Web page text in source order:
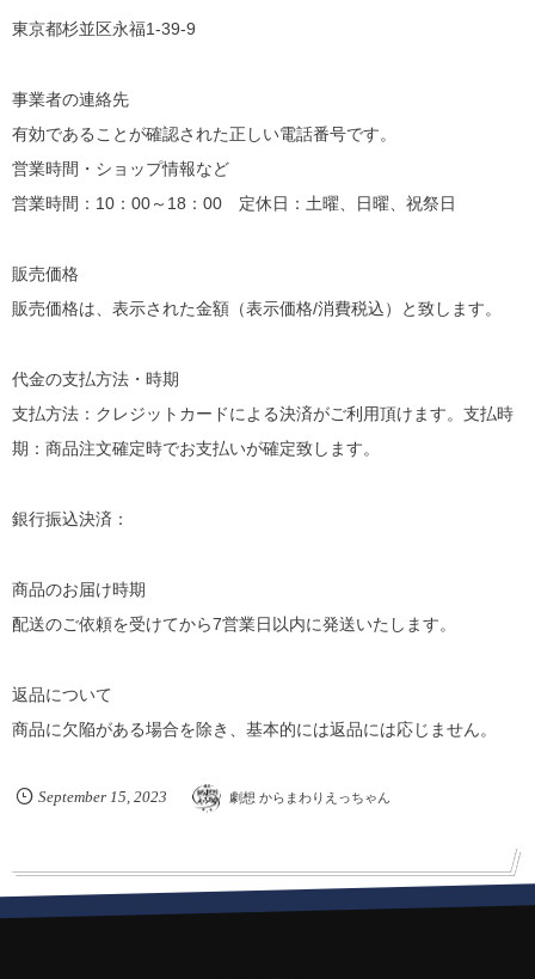
東京都杉並区永福1-39-9
事業者の連絡先
有効であることが確認された正しい電話番号です。
営業時間・ショップ情報など
営業時間：10：00～18：00 定休日：土曜、日曜、祝祭日
販売価格
販売価格は、表示された金額（表示価格/消費税込）と致します。
代金の支払方法・時期
支払方法：クレジットカードによる決済がご利用頂けます。支払時
期：商品注文確定時でお支払いが確定致します。
銀行振込決済：
商品のお届け時期
配送のご依頼を受けてから7営業日以内に発送いたします。
返品について
商品に欠陥がある場合を除き、基本的には返品には応じません。
September 15 2023 劇想 からまわりえっちゃん